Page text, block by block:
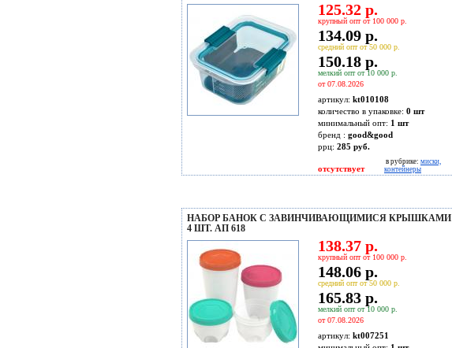
125.32 р.
крупный опт от 100 000 р.
134.09 р.
средний опт от 50 000 р.
150.18 р.
мелкий опт от 10 000 р.
от 07.08.2026
артикул: kt010108
количество в упаковке: 0 шт
минимальный опт: 1 шт
бренд : good&good
ррц: 285 руб.
отсутствует
в рубрике: миски,
контейнеры
НАБОР БАНОК С ЗАВИНЧИВАЮЩИМИСЯ КРЫШКАМИ
4 ШТ. АП 618
138.37 р.
крупный опт от 100 000 р.
148.06 р.
средний опт от 50 000 р.
165.83 р.
мелкий опт от 10 000 р.
от 07.08.2026
артикул: kt007251